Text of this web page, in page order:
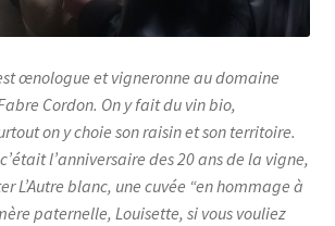
œnologue et vigneronne au domaine
Cordon. On y fait du vin bio,
on y choie son raisin et son territoire.
l’anniversaire des 20 ans de la vigne,
L’Autre blanc, une cuvée “en hommage à
paternelle, Louisette, si vous vouliez